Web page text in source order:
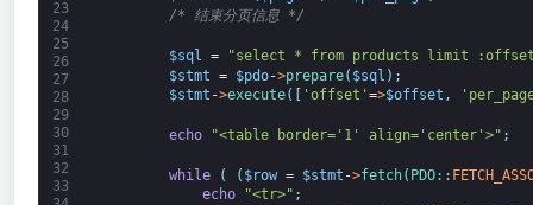
23
24
25
26
27
28
29
30
31
32
33
/* 结束分页信息 */
$sql =
"select * from products limit
$stmt = $pdo->prepare( $sql ) ;
$stmt ->execute( 'offset' =>$offset ,
echo "<table border='1' align='center'>" ;
while ( ( $row = $stmt ->fetch( PDO::
echo
"<tr>" ;